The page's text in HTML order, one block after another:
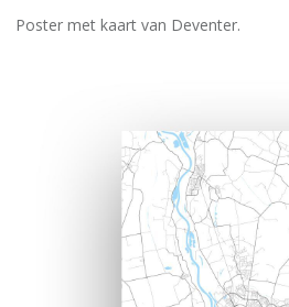
Poster met kaart van Deventer.